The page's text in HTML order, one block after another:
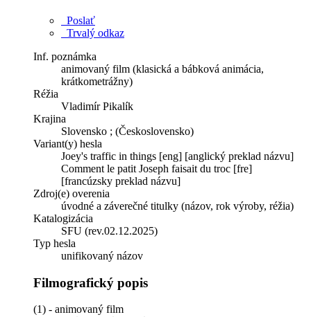
Poslať
Trvalý odkaz
Inf. poznámka
animovaný film (klasická a bábková animácia,
krátkometrážny)
Réžia
Vladimír Pikalík
Krajina
Slovensko ; (Československo)
Variant(y) hesla
Joey's traffic in things [eng] [anglický preklad názvu]
Comment le patit Joseph faisait du troc [fre]
[francúzsky preklad názvu]
Zdroj(e) overenia
úvodné a záverečné titulky (názov, rok výroby, réžia)
Katalogizácia
SFU (rev.02.12.2025)
Typ hesla
unifikovaný názov
Filmografický popis
(1) - animovaný film